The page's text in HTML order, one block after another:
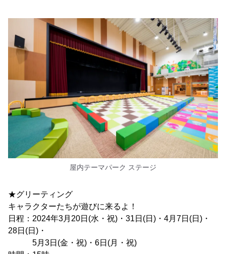
屋内テーマパーク ステージ
★グリーティング
キャラクターたちが遊びに来るよ！
日程：2024年3月20日(水・祝)・31日(日)・4月7日(日)・
28日(日)・
5月3日(金・祝)・6日(月・祝)